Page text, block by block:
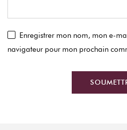
Enregistrer mon nom, mon e-
navigateur pour mon prochain